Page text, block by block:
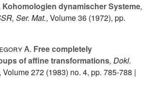
Kohomologien dynamischer Systeme,
Ser. Mat., Volume 36 (1972), pp.
A. Free completely
of affine transformations, Dokl.
, Volume 272 (1983) no. 4, pp. 785-788 |